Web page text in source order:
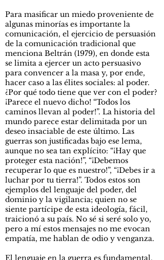
Para masificar un miedo proveniente de
algunas minorías es importante la
comunicación, el ejercicio de persuasión
de la comunicación tradicional que
menciona Beltrán (1979), en donde esta
se limita a ejercer un acto persuasivo
para convencer a la masa y, por ende,
hacer caso a las élites sociales: al poder.
¿Por qué todo tiene que ver con el poder?
¡Parece el nuevo dicho! “Todos los
caminos llevan al poder!”. La historia del
mundo parece estar delimitada por un
deseo insaciable de este último. Las
guerras son justificadas bajo ese lema,
aunque no sea tan explícito: “¡Hay que
proteger esta nación!”, “¡Debemos
recuperar lo que es nuestro!”, “¡Debes ir a
luchar por tu tierra!”. Todos estos son
ejemplos del lenguaje del poder, del
dominio y la vigilancia; quien no se
siente partícipe de esta ideología, fácil,
traicionó a su país. No sé si seré solo yo,
pero a mí estos mensajes no me evocan
empatía, me hablan de odio y venganza.
El lenguaje en la guerra es fundamental.